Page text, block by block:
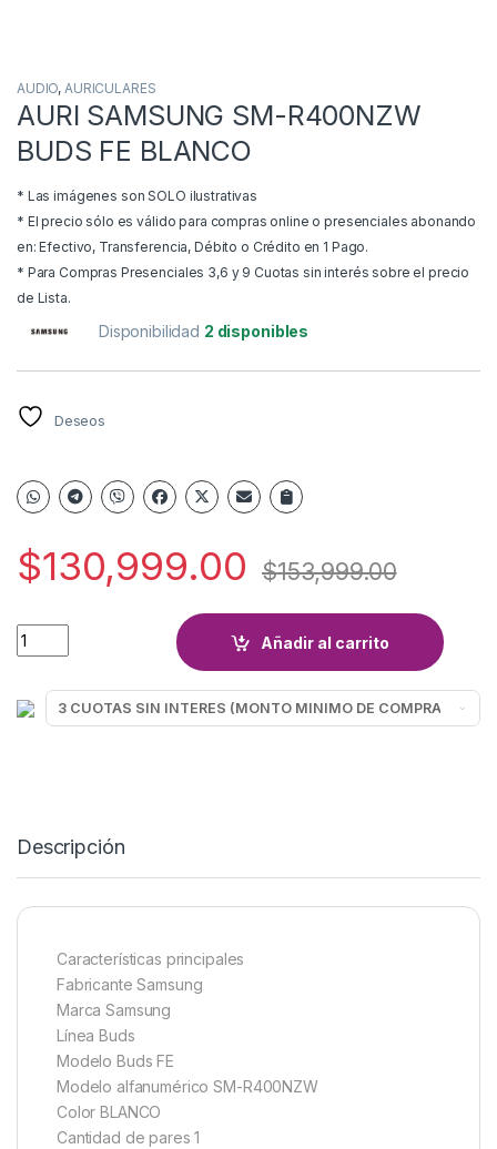
AUDIO,AURICULARES
AURI SAMSUNG SM-R400NZW
BUDS FE BLANCO
* Las imágenes son SOLO ilustrativas
* El precio sólo es válido para compras online o presenciales abonando
en: Efectivo, Transferencia, Débito o Crédito en 1 Pago.
* Para Compras Presenciales 3,6 y 9 Cuotas sin interés sobre el precio
de Lista.
Disponibilidad 2 disponibles
Deseos
$130,999.00 $153,999.00
AURI SAMSUNG SM-R400NZW BUDS FE BLANCO quantity
Añadir al carrito
Descripción
Características principales
Fabricante Samsung
Marca Samsung
Línea Buds
Modelo Buds FE
Modelo alfanumérico SM-R400NZW
Color BLANCO
Cantidad de pares 1